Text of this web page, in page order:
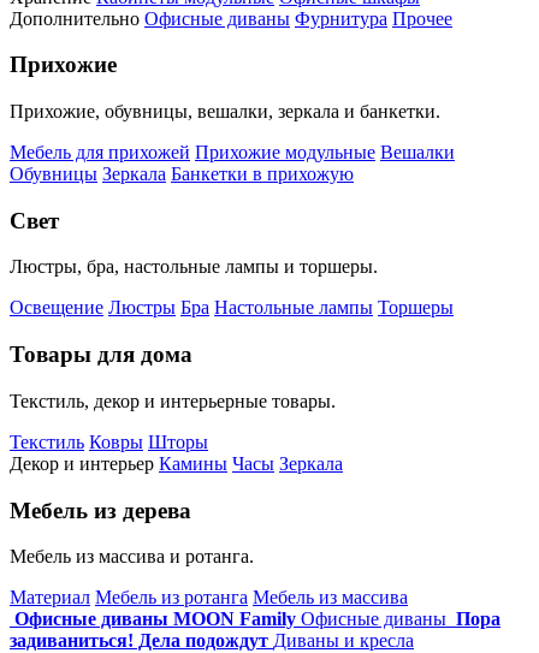
Дополнительно Офисные диваны Фурнитура Прочее
Прихожие
Прихожие, обувницы, вешалки, зеркала и банкетки.
Мебель для прихожей Прихожие модульные Вешалки
Обувницы Зеркала Банкетки в прихожую
Свет
Люстры, бра, настольные лампы и торшеры.
Освещение Люстры Бра Настольные лампы Торшеры
Товары для дома
Текстиль, декор и интерьерные товары.
Текстиль Ковры Шторы
Декор и интерьер Камины Часы Зеркала
Мебель из дерева
Мебель из массива и ротанга.
Материал Мебель из ротанга Мебель из массива
Офисные диваны MOON Family Офисные диваны Пора
задиваниться! Дела подождут Диваны и кресла